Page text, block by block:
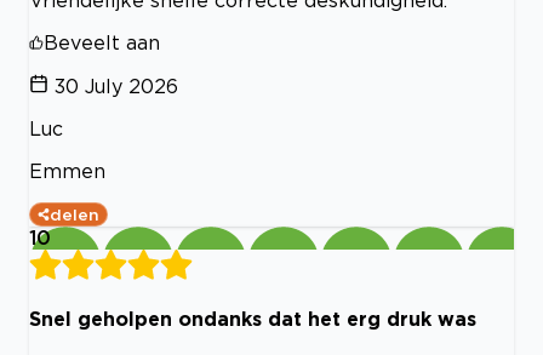
Beveelt aan
30 July 2026
Luc
Emmen
delen
10
Snel geholpen ondanks dat het erg druk was